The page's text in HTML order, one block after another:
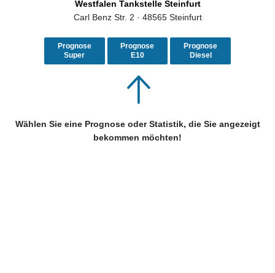
Westfalen Tankstelle Steinfurt
Carl Benz Str. 2 · 48565 Steinfurt
Prognose
Super
Prognose
E10
Prognose
Diesel
Wählen Sie eine Prognose oder Statistik, die Sie angezeigt
bekommen möchten!